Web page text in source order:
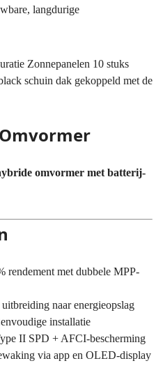
langdurige
Zonnepanelen 10 stuks
schuin dak gekoppeld met de
omvormer met batterij-
rendement met dubbele MPP-
naar energieopslag
installatie
II SPD + AFCI-bescherming
via app en OLED-display